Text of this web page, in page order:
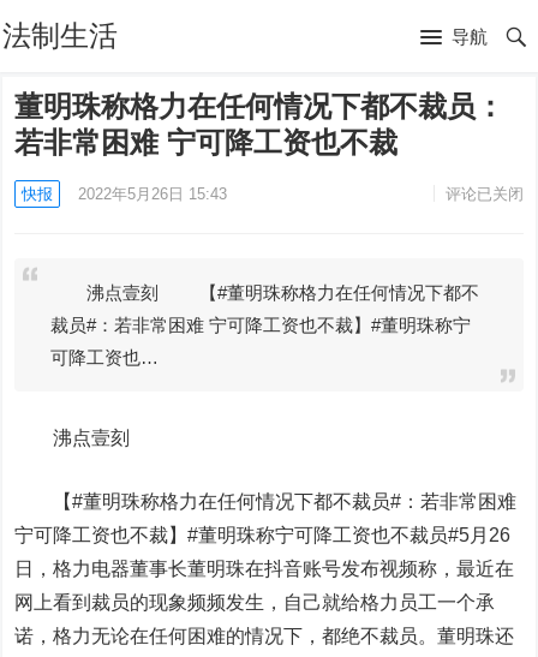
法制生活 导航
董明珠称格力在任何情况下都不裁员：
若非常困难 宁可降工资也不裁
快报 2022年5月26日 15:43 评论已关闭
沸点壹刻 【#董明珠称格力在任何情况下都不
裁员#：若非常困难 宁可降工资也不裁】#董明珠称宁
可降工资也…
沸点壹刻
【#董明珠称格力在任何情况下都不裁员#：若非常困难
宁可降工资也不裁】#董明珠称宁可降工资也不裁员#5月26
日，格力电器董事长董明珠在抖音账号发布视频称，最近在
网上看到裁员的现象频频发生，自己就给格力员工一个承
诺，格力无论在任何困难的情况下，都绝不裁员。董明珠还